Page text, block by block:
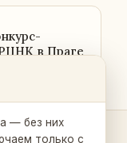
в Праге
— без них
только с